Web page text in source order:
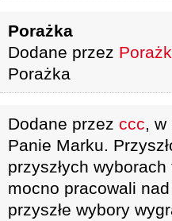
Porażka
Dodane przez
Porażka
Dodane przez ccc, w
Panie Marku.
przyszłych
mocno pracowali
przyszłe wybory